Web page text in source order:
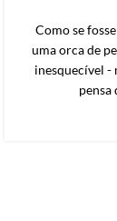
Como se
uma orca de
inesquecível -
pensa